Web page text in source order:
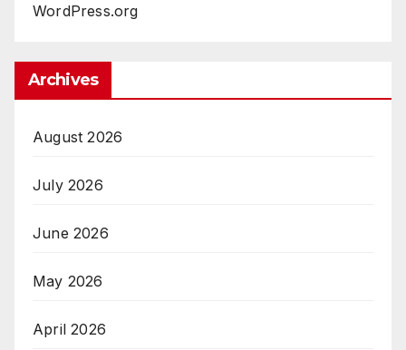
WordPress.org
Archives
August 2026
July 2026
June 2026
May 2026
April 2026